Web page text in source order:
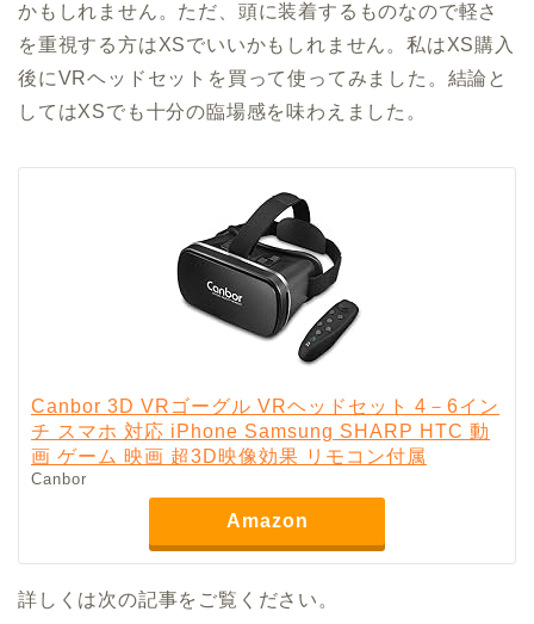
かもしれません。ただ、頭に装着するものなので軽さ
を重視する方はXSでいいかもしれません。私はXS購入
後にVRヘッドセットを買って使ってみました。結論と
してはXSでも十分の臨場感を味わえました。
Canbor 3D VRゴーグル VRヘッドセット 4－6イン
チ スマホ 対応 iPhone Samsung SHARP HTC 動
画 ゲーム 映画 超3D映像効果 リモコン付属
Canbor
Amazon
詳しくは次の記事をご覧ください。